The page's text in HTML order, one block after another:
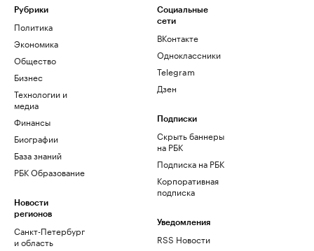
Рубрики
Политика
Экономика
Общество
Бизнес
Технологии и
медиа
Финансы
Биографии
База знаний
РБК Образование
Новости
регионов
Санкт-Петербург
и область
Социальные
сети
ВКонтакте
Одноклассники
Telegram
Дзен
Подписки
Скрыть баннеры
на РБК
Подписка на РБК
Корпоративная
подписка
Уведомления
RSS Новости